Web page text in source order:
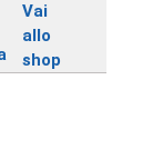
Vai
allo
shop